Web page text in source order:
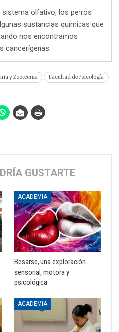
sistema olfativo, los perros
sustancias químicas que
nos encontramos
cancerígenas.
y Zootecnia
Facultad de Psicología
GUSTARTE
ACADEMIA
Besarse, una exploración
sensorial, motora y
psicológica
ACADEMIA